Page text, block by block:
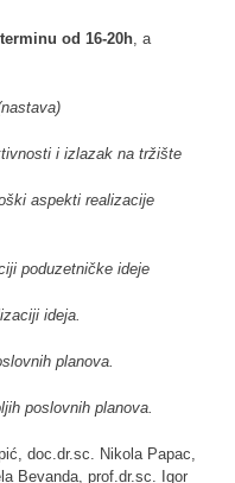
od 16-20h, a
i izlazak na tržište
aspekti realizacije
poduzetničke ideje
ideja.
planova.
poslovnih planova.
doc.dr.sc. Nikola Papac,
Bevanda, prof.dr.sc. Igor